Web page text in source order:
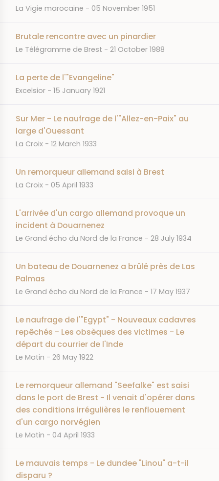
JOURNAL
La Vigie marocaine DATE
05 November 1951
Brutale rencontre avec un pinardier
JOURNAL
Le Télégramme de Brest DATE
21 October 1988
La perte de l'"Evangeline"
JOURNAL
Excelsior DATE
15 January 1921
Sur Mer - Le naufrage de l'"Allez-en-Paix" au
large d'Ouessant
JOURNAL
La Croix DATE
12 March 1933
Un remorqueur allemand saisi à Brest
JOURNAL
La Croix DATE
05 April 1933
L'arrivée d'un cargo allemand provoque un
incident à Douarnenez
JOURNAL
Le Grand écho du Nord de la France DATE
28 July 1934
Un bateau de Douarnenez a brûlé près de Las
Palmas
JOURNAL
Le Grand écho du Nord de la France DATE
17 May 1937
Le naufrage de l'"Egypt" - Nouveaux cadavres
repêchés - Les obsèques des victimes - Le
départ du courrier de l'Inde
JOURNAL
Le Matin DATE
26 May 1922
Le remorqueur allemand "Seefalke" est saisi
dans le port de Brest - Il venait d'opérer dans
des conditions irrégulières le renflouement
d'un cargo norvégien
JOURNAL
Le Matin DATE
04 April 1933
Le mauvais temps - Le dundee "Linou" a-t-il
disparu ?